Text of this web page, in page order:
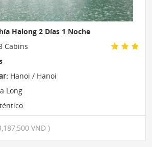
Halong 2 Días 1 Noche
Cabins
Hanoi / Hanoi
Long
VND )